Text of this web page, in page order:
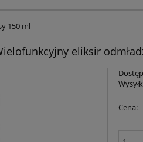
150 ml
eliksir
Cena: